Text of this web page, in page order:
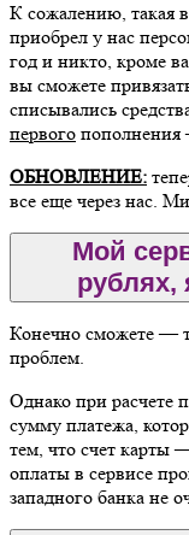
К сожалению, такая
приобрел у нас
год и никто, кроме
вы сможете
списывались
первого пополнения
ОБНОВЛЕНИЕ:
все еще через нас.
Мой
рублях,
Конечно сможете —
проблем.
Однако при расчете
сумму платежа,
тем, что счет
оплаты в сервисе
западного банка не